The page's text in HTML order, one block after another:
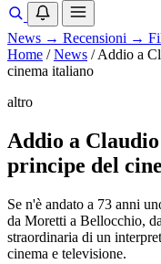
News → Recensioni →
Home / News / Addio a
cinema italiano
altro
Addio a
principe del
Se n'è andato a 73 anni
da Moretti a Bellocchio,
straordinaria di un
cinema e televisione.